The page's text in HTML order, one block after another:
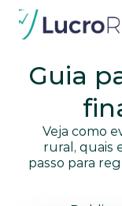
Guia
Veja como
rural, quais
passo para